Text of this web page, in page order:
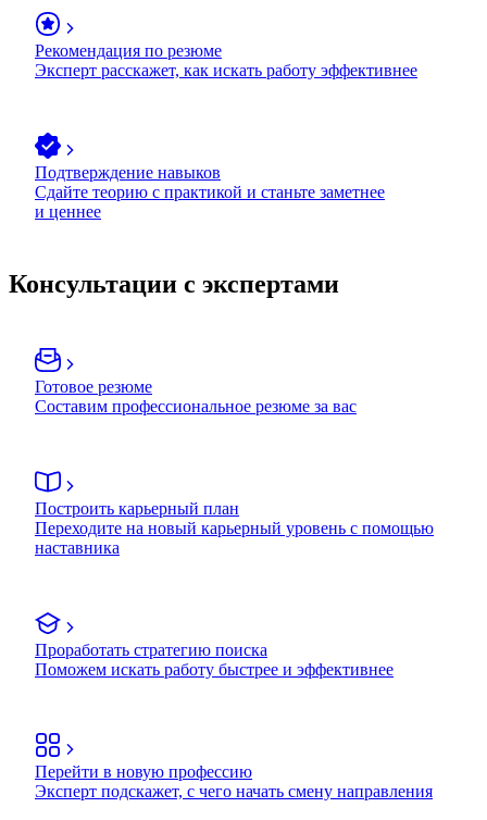
Рекомендация по резюме
Эксперт расскажет, как искать работу эффективнее
Подтверждение навыков
Сдайте теорию с практикой и станьте заметнее
и ценнее
Консультации с экспертами
Готовое резюме
Составим профессиональное резюме за вас
Построить карьерный план
Переходите на новый карьерный уровень с помощью
наставника
Проработать стратегию поиска
Поможем искать работу быстрее и эффективнее
Перейти в новую профессию
Эксперт подскажет, с чего начать смену направления